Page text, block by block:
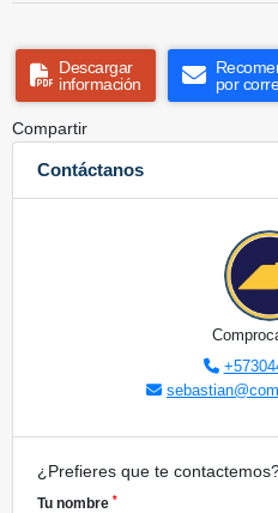
Descargar
información
por
Compartir
Contáctanos
¿Prefieres que te
Tu nombre *